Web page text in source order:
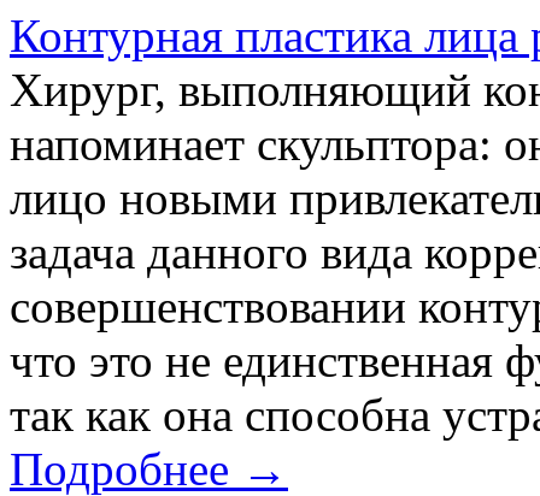
Контурная пластика
Хирург, выполняющий
напоминает скульптора:
лицо новыми
задача данного вида
совершенствовании
что это не единственная
так как она способна
Подробнее →